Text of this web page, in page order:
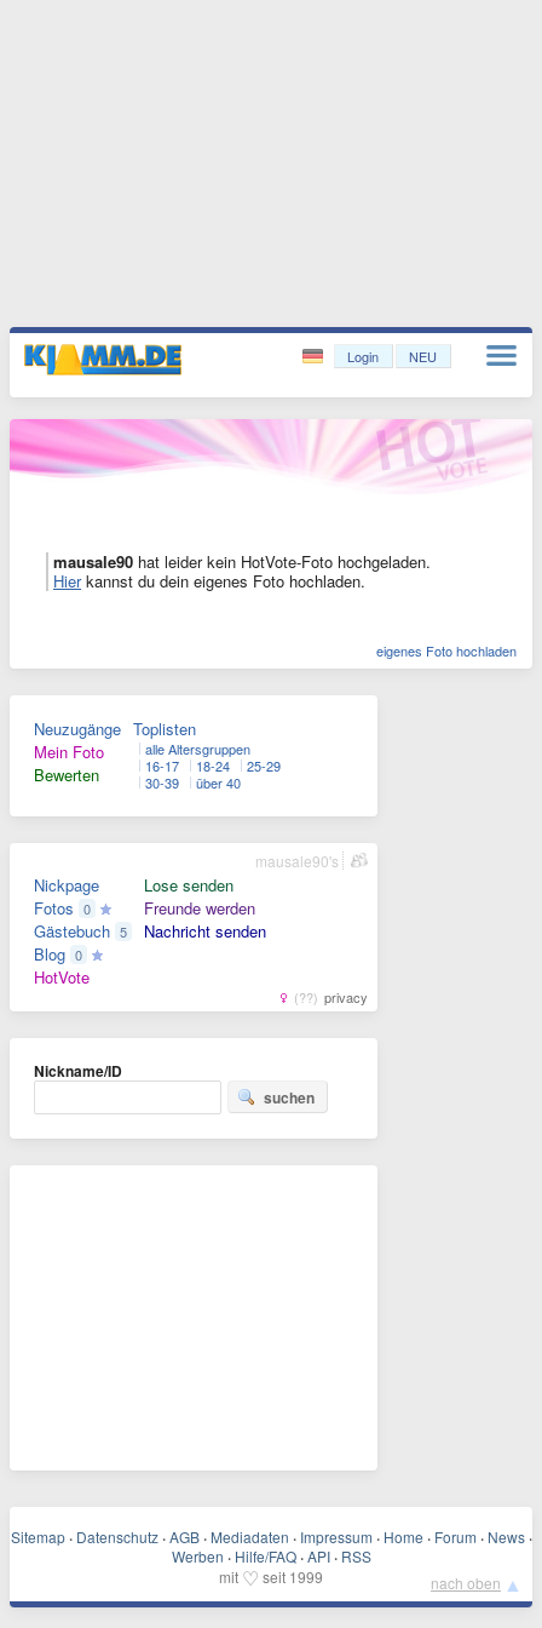
Login NEU
mausale90 hat leider kein HotVote-Foto hochgeladen.
Hierkannst du dein eigenes Foto hochladen.
eigenes Foto hochladen
Neuzugänge
Mein Foto
Bewerten
Toplisten
alle Altersgruppen
16-17
18-24
25-29
30-39
über 40
Nickpage
Fotos 0
Gästebuch 5
Blog 0
HotVote
Lose senden
Freunde werden
Nachricht senden
(??) privacy
mausale90's
Nickname/ID
suchen
Sitemap · Datenschutz · AGB · Mediadaten · Impressum · Home · Forum · News ·
Werben · Hilfe/FAQ · API · RSS
mit ♡ seit 1999 nach oben ▲